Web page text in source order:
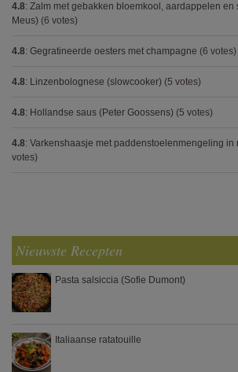
4.8: Zalm met gebakken bloemkool, aardappelen en
Meus) (6 votes)
4.8: Gegratineerde oesters met champagne (6 votes)
4.8: Linzenbolognese (slowcooker) (5 votes)
4.8: Hollandse saus (Peter Goossens) (5 votes)
4.8: Varkenshaasje met paddenstoelenmengeling in
votes)
Nieuwste Recepten
Pasta salsiccia (Sofie Dumont)
Italiaanse ratatouille